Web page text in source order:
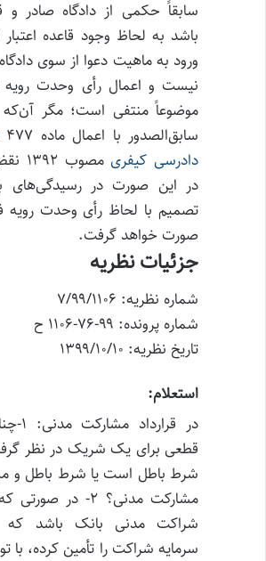
سابقاً حکمی از دادگاه صادر
باشد به لحاظ وجود قاعده اعتبار
ورود به ماهیت دعوا از سوی دادگاه
نیست و اعمال رأی وحدت رویه
موضوعاً منتفی است؛ مگر
سابق‌الصدور با اعمال ماده ۴۷۷
دادرسی کیفری
در این صورت در رسیدگی‌های
تصمیم با لحاظ رأی وحدت
صورت خواهد گرفت.
جزئیات نظریه
شماره نظریه: ۷/۹۹/۱۱۰۶
شماره پرونده: ۹۹-۷۶-۱۱۰۶ ح
تاریخ نظریه: ۱۳۹۹/۱۰/۱۰
استعلام:
در
قطعی برای یک شریک در نظر
شرط باطل است یا شرط باطل و
مشارکت مدنی؟ ۲- در
شراکت مدنی بانک باشد که
سرمایه شراکت را تأمین کرده، با